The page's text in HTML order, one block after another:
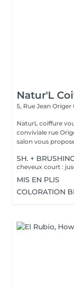
Natur'L
5, Rue Jean Origer
NaturL coiffure
conviviale rue
salon vous
SH. +
cheveux court :
MIS EN PLIS
COLORATION